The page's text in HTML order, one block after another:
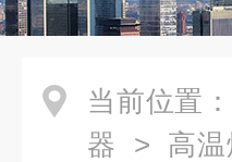
当前位置：
器 > 高